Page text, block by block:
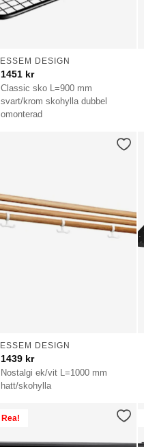
Classic sko L=900 mm
svart/krom skohylla dubbel
omonterad
ESSEM DESIGN
1451 kr
Nostalgi ek/vit L=1000 mm
hatt/skohylla
ESSEM DESIGN
1439 kr
Rea!